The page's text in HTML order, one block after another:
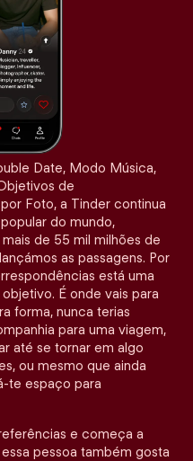
Date, Modo Música,
de
Foto, a Tinder continua
do mundo,
de 55 mil milhões de
as passagens. Por
está uma
É onde vais para
forma, nunca terias
para uma viagem,
até se tornar em algo
ou mesmo que ainda
te espaço para
e começa a
pessoa também gosta